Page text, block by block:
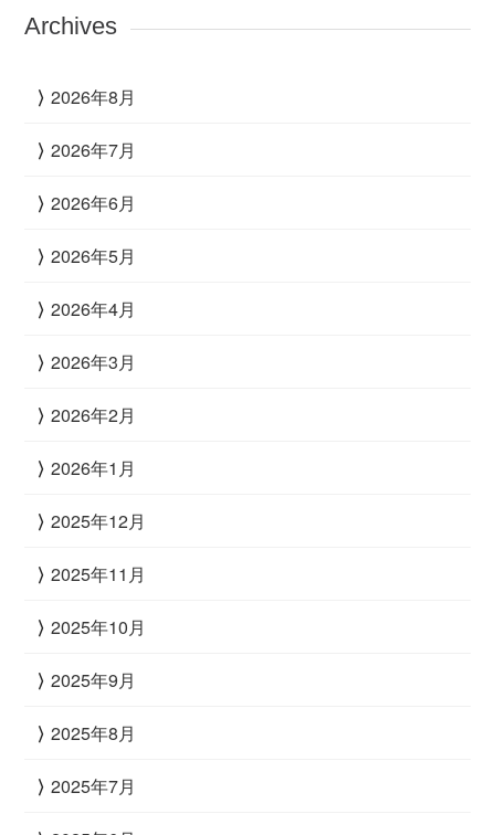
Archives
2026年8月
2026年7月
2026年6月
2026年5月
2026年4月
2026年3月
2026年2月
2026年1月
2025年12月
2025年11月
2025年10月
2025年9月
2025年8月
2025年7月